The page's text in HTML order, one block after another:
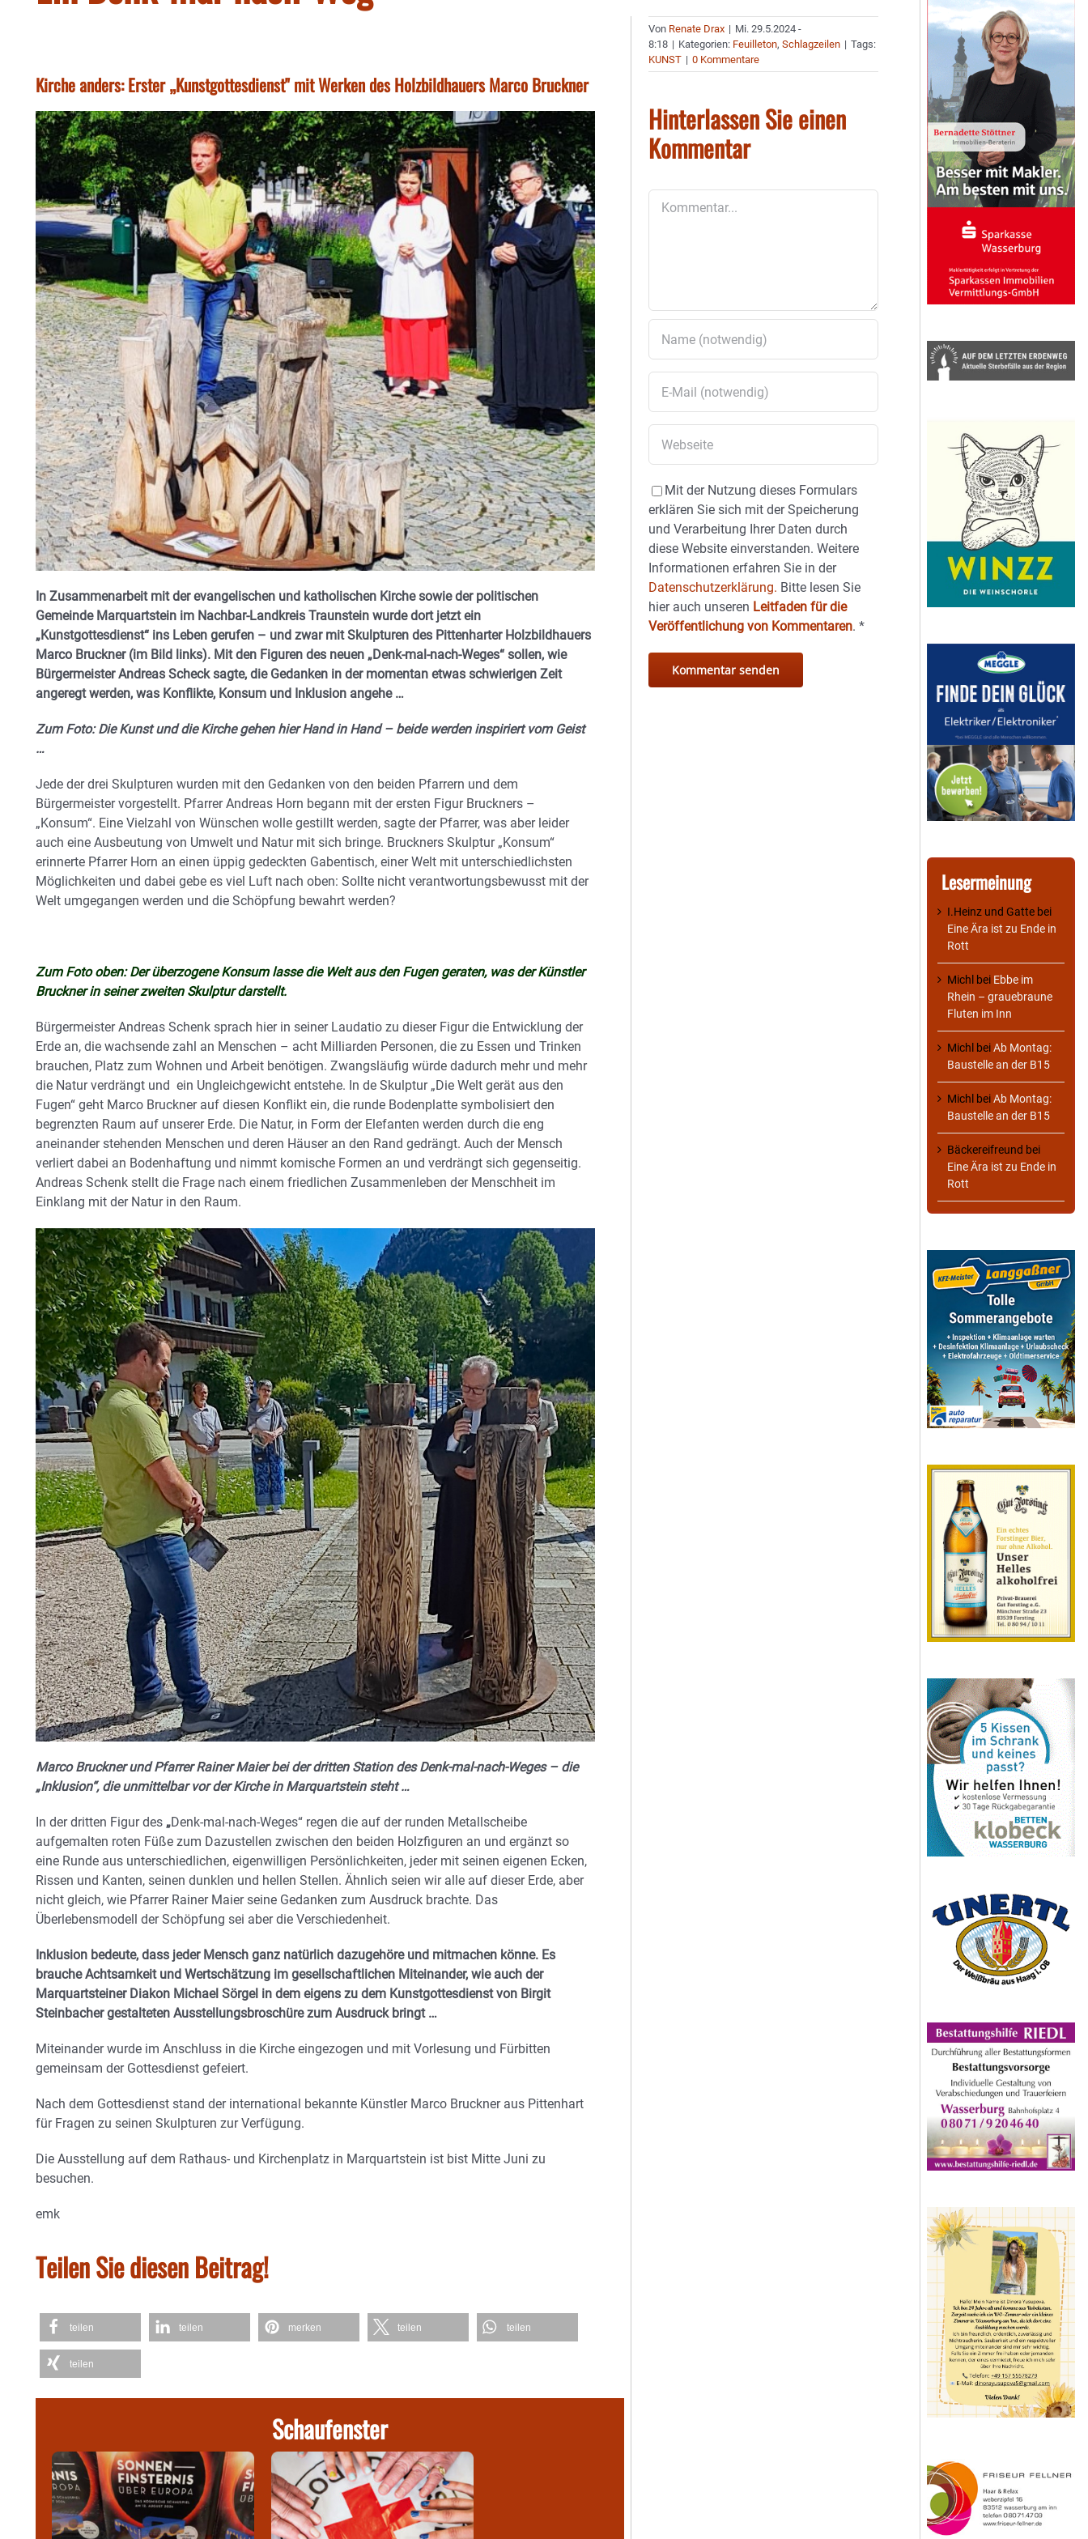
Kirche anders: Erster „Kunstgottesdienst" mit Werken des Holzbildhauers Marco Bruckner
In Zusammenarbeit mit der evangelischen und katholischen Kirche sowie der politischen
Gemeinde Marquartstein im Nachbar-Landkreis Traunstein wurde dort jetzt ein
„Kunstgottesdienst“ ins Leben gerufen – und zwar mit Skulpturen des Pittenharter Holzbildhauers
Marco Bruckner (im Bild links). Mit den Figuren des neuen „Denk-mal-nach-Weges“ sollen, wie
Bürgermeister Andreas Scheck sagte, die Gedanken in der momentan etwas schwierigen Zeit
angeregt werden, was Konflikte, Konsum und Inklusion angehe …
Zum Foto: Die Kunst und die Kirche gehen hier Hand in Hand – beide werden inspiriert vom Geist
…
Jede der drei Skulpturen wurden mit den Gedanken von den beiden Pfarrern und dem
Bürgermeister vorgestellt. Pfarrer Andreas Horn begann mit der ersten Figur Bruckners –
„Konsum“. Eine Vielzahl von Wünschen wolle gestillt werden, sagte der Pfarrer, was aber leider
auch eine Ausbeutung von Umwelt und Natur mit sich bringe. Bruckners Skulptur „Konsum“
erinnerte Pfarrer Horn an einen üppig gedeckten Gabentisch, einer Welt mit unterschiedlichsten
Möglichkeiten und dabei gebe es viel Luft nach oben: Sollte nicht verantwortungsbewusst mit der
Welt umgegangen werden und die Schöpfung bewahrt werden?
Zum Foto oben: Der überzogene Konsum lasse die Welt aus den Fugen geraten, was der Künstler
Bruckner in seiner zweiten Skulptur darstellt.
Bürgermeister Andreas Schenk sprach hier in seiner Laudatio zu dieser Figur die Entwicklung der
Erde an, die wachsende zahl an Menschen – acht Milliarden Personen, die zu Essen und Trinken
brauchen, Platz zum Wohnen und Arbeit benötigen. Zwangsläufig würde dadurch mehr und mehr
die Natur verdrängt und ein Ungleichgewicht entstehe. In de Skulptur „Die Welt gerät aus den
Fugen“ geht Marco Bruckner auf diesen Konflikt ein, die runde Bodenplatte symbolisiert den
begrenzten Raum auf unserer Erde. Die Natur, in Form der Elefanten werden durch die eng
aneinander stehenden Menschen und deren Häuser an den Rand gedrängt. Auch der Mensch
verliert dabei an Bodenhaftung und nimmt komische Formen an und verdrängt sich gegenseitig.
Andreas Schenk stellt die Frage nach einem friedlichen Zusammenleben der Menschheit im
Einklang mit der Natur in den Raum.
Marco Bruckner und Pfarrer Rainer Maier bei der dritten Station des Denk-mal-nach-Weges – die
„Inklusion“, die unmittelbar vor der Kirche in Marquartstein steht …
In der dritten Figur des „Denk-mal-nach-Weges“ regen die auf der runden Metallscheibe
aufgemalten roten Füße zum Dazustellen zwischen den beiden Holzfiguren an und ergänzt so
eine Runde aus unterschiedlichen, eigenwilligen Persönlichkeiten, jeder mit seinen eigenen Ecken,
Rissen und Kanten, seinen dunklen und hellen Stellen. Ähnlich seien wir alle auf dieser Erde, aber
nicht gleich, wie Pfarrer Rainer Maier seine Gedanken zum Ausdruck brachte. Das
Überlebensmodell der Schöpfung sei aber die Verschiedenheit.
Inklusion bedeute, dass jeder Mensch ganz natürlich dazugehöre und mitmachen könne. Es
brauche Achtsamkeit und Wertschätzung im gesellschaftlichen Miteinander, wie auch der
Marquartsteiner Diakon Michael Sörgel in dem eigens zu dem Kunstgottesdienst von Birgit
Steinbacher gestalteten Ausstellungsbroschüre zum Ausdruck bringt …
Miteinander wurde im Anschluss in die Kirche eingezogen und mit Vorlesung und Fürbitten
gemeinsam der Gottesdienst gefeiert.
Nach dem Gottesdienst stand der international bekannte Künstler Marco Bruckner aus Pittenhart
für Fragen zu seinen Skulpturen zur Verfügung.
Die Ausstellung auf dem Rathaus- und Kirchenplatz in Marquartstein ist bist Mitte Juni zu
besuchen.
emk
Teilen Sie diesen Beitrag!
teilen teilen merken teilen teilen
teilen
Schaufenster
Von Renate Drax | Mi. 29.5.2024 -
8:18 | Kategorien: Feuilleton,Schlagzeilen | Tags:
KUNST | 0 Kommentare
Hinterlassen Sie einen
Kommentar
Mit der Nutzung dieses Formulars
erklären Sie sich mit der Speicherung
und Verarbeitung Ihrer Daten durch
diese Website einverstanden. Weitere
Informationen erfahren Sie in der
Datenschutzerklärung. Bitte lesen Sie
hier auch unseren Leitfaden für die
Veröffentlichung von Kommentaren.*
Lesermeinung
I.Heinz und Gatte bei
Eine Ära ist zu Ende in
Rott
Michl bei Ebbe im
Rhein – grauebraune
Fluten im Inn
Michl beiAb Montag:
Baustelle an der B15
Michl beiAb Montag:
Baustelle an der B15
Bäckereifreund bei
Eine Ära ist zu Ende in
Rott